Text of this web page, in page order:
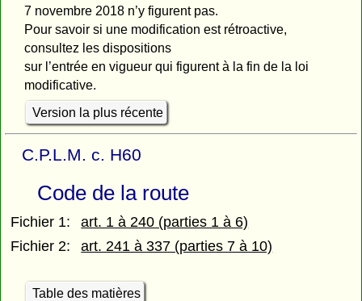
7 novembre 2018 n’y figurent pas.
Pour savoir si une modification est rétroactive,
consultez les dispositions
sur l’entrée en vigueur qui figurent à la fin de la loi
modificative.
Version la plus récente
C.P.L.M. c. H60
Code de la route
Fichier 1:
art. 1 à 240 (parties 1 à 6)
Fichier 2:
art. 241 à 337 (parties 7 à 10)
Table des matières